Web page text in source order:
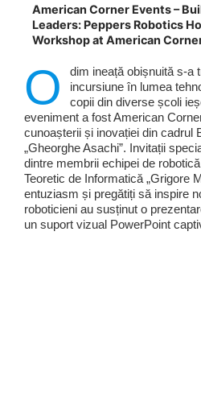
American Corner Events –
Leaders: Peppers Robotics
Workshop at American
O
dim ineață obișnuită s-a
incursiune în lumea
copii din diverse școli
eveniment a fost American
cunoașterii și inovației din cadrul
„Gheorghe Asachi”. Invitații
dintre membrii echipei de
Teoretic de Informatică „Grigore
entuziasm și pregătiți să inspire
roboticieni au susținut o
un suport vizual PowerPoint